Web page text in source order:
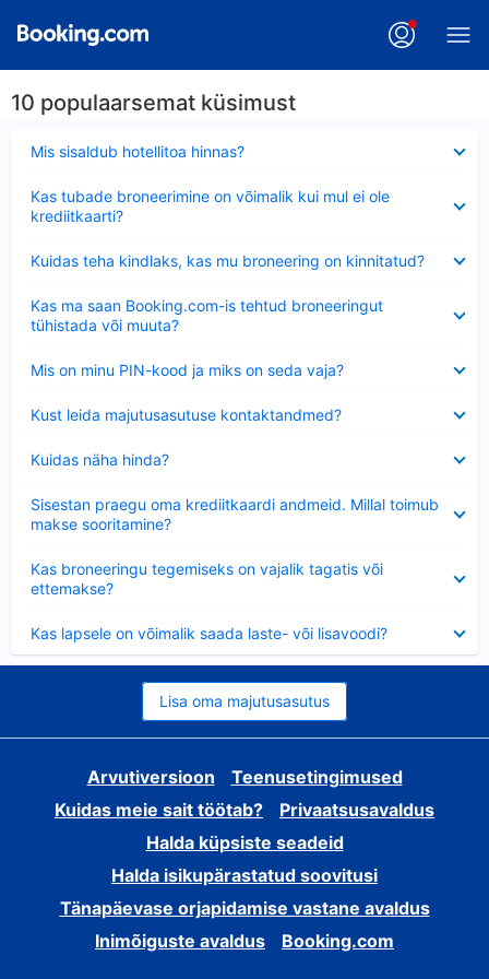
10 populaarsemat küsimust
Mis sisaldub hotellitoa hinnas?
Kas tubade broneerimine on võimalik kui mul ei ole
krediitkaarti?
Kuidas teha kindlaks, kas mu broneering on kinnitatud?
Kas ma saan Booking.com-is tehtud broneeringut
tühistada või muuta?
Mis on minu PIN-kood ja miks on seda vaja?
Kust leida majutusasutuse kontaktandmed?
Kuidas näha hinda?
Sisestan praegu oma krediitkaardi andmeid. Millal toimub
makse sooritamine?
Kas broneeringu tegemiseks on vajalik tagatis või
ettemakse?
Kas lapsele on võimalik saada laste- või lisavoodi?
Lisa oma majutusasutus
Arvutiversioon
Teenusetingimused
Kuidas meie sait töötab?
Privaatsusavaldus
Halda küpsiste seadeid
Halda isikupärastatud soovitusi
Tänapäevase orjapidamise vastane avaldus
Inimõiguste avaldus
Booking.com